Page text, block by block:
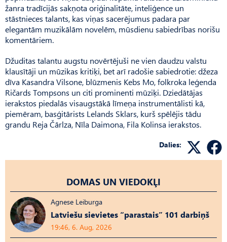
žanra tradīcijās sakņota oriģinalitāte, inteliģence un
stāstnieces talants, kas viņas sacerējumus padara par
elegantām muzikālām novelēm, mūsdienu sabiedrības norišu
komentāriem.
Džuditas talantu augstu novērtējuši ne vien daudzu valstu
klausītāji un mūzikas kritiķi, bet arī radošie sabiedrotie: džeza
dīva Kasandra Vilsone, blūzmenis Kebs Mo, folkroka leģenda
Ričards Tompsons un citi prominenti mūziķi. Dziedātājas
ierakstos piedalās visaugstākā līmeņa instrumentālisti kā,
piemēram, basģitārists Lelands Sklars, kurš spēlējis tādu
grandu Reja Čārlza, Nīla Daimona, Fila Kolinsa ierakstos.
Dalies:
DOMAS UN VIEDOKĻI
Agnese Leiburga
Latviešu sievietes “parastais” 101 darbiņš
19:46, 6. Aug, 2026